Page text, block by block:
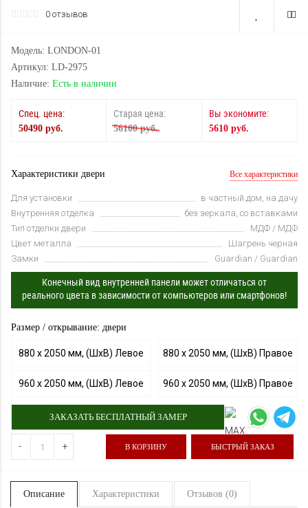
0 отзывов
Модель: LONDON-01
Артикул: LD-2975
Наличие: Есть в наличии
Спец. цена:
50490 руб.
Старая цена:
56100 руб.
Вы экономите:
5610 руб.
Характеристики двери Все характеристики
Для установки
в частный дом, на дачу
Внутренняя отделка
без зеркала, со вставками
Тип отделки двери
МДФ / МДФ
Цвет металла
Шагрень черная
Замки
Guardian / Guardian
Конечный вид внутренней панели может отличаться от
реального цвета в зависимости от компьютеров или смартфонов!
Размер / открывание: двери
880 х 2050 мм, (ШхВ) Левое 880 х 2050 мм, (ШхВ) Правое
960 х 2050 мм, (ШхВ) Левое 960 х 2050 мм, (ШхВ) Правое
ЗАКАЗАТЬ БЕСПЛАТНЫЙ ЗАМЕР
- + В КОРЗИНУ БЫСТРЫЙ ЗАКАЗ
Описание Характеристики Отзывов (0)